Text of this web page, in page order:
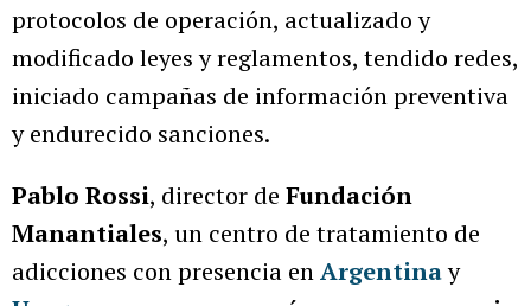
protocolos de operación, actualizado y
modificado leyes y reglamentos, tendido redes,
iniciado campañas de información preventiva
y endurecido sanciones.
Pablo Rossi, director de Fundación
Manantiales, un centro de tratamiento de
adicciones con presencia enArgentinay